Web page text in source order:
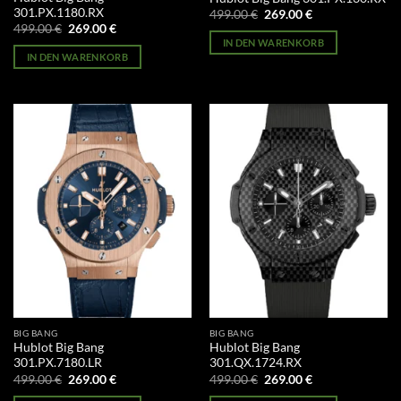
301.PX.1180.RX
499.00€ Ursprünglicher
war:
499.00 €
269.00€Aktueller
ist:
269.00 €.
IN DEN WARENKORB
499.00€ Ursprünglicher
war:
499.00 €
269.00€Aktueller
ist:
269.00 €.
IN DEN WARENKORB
BIG BANG
Hublot Big Bang
301.PX.7180.LR
499.00€ Ursprünglicher
269.00€Aktueller
BIG BANG
Hublot Big Bang
301.QX.1724.RX
499.00€ Ursprünglicher
269.00€Aktueller